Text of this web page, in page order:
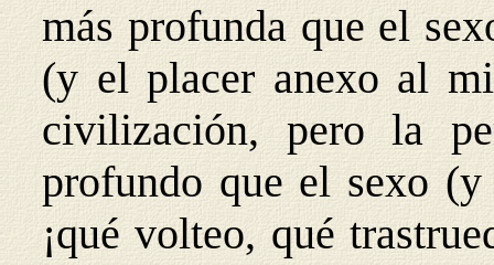
más profunda que el
(y el placer anexo al
civilización, pero la
profundo que el sexo
¡qué volteo, qué